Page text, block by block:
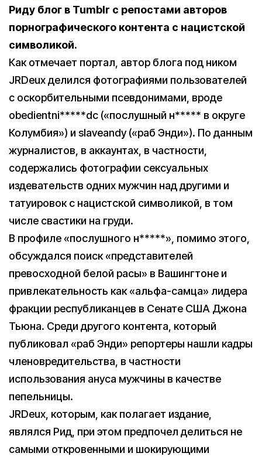
Риду блог в Tumblr с репостами авторов
порнографического контента с нацистской
символикой.
Как отмечает портал, автор блога под ником
JRDeux делился фотографиями пользователей
с оскорбительными псевдонимами, вроде
obedientni*****dc («послушный н***** в округе
Колумбия») и slaveandy («раб Энди»). По данным
журналистов, в аккаунтах, в частности,
содержались фотографии сексуальных
издевательств одних мужчин над другими и
татуировок с нацистской символикой, в том
числе свастики на груди.
В профиле «послушного н*****», помимо этого,
обсуждался поиск «представителей
превосходной белой расы» в Вашингтоне и
привлекательность как «альфа-самца» лидера
фракции республиканцев в Сенате США Джона
Тьюна. Среди другого контента, который
публиковал «раб Энди» репортеры нашли кадры
членовредительства, в частности
использования ануса мужчины в качестве
пепельницы.
JRDeux, которым, как полагает издание,
являлся Рид, при этом предпочел делиться не
самыми откровенными и шокирующими